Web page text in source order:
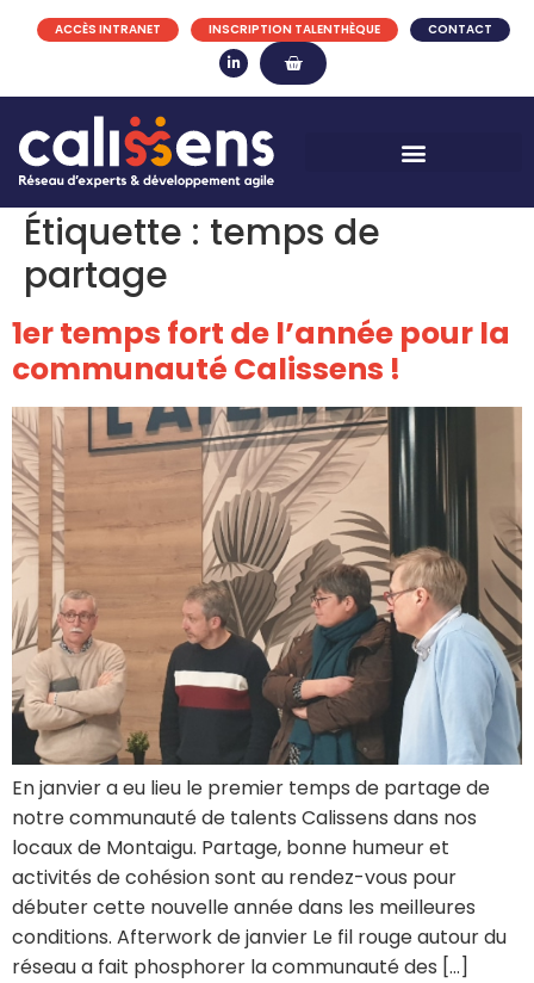
ACCÈS INTRANET INSCRIPTION TALENTHÈQUE CONTACT
Étiquette : temps de
partage
1er temps fort de l’année pour la
communauté Calissens !
En janvier a eu lieu le premier temps de partage de
notre communauté de talents Calissens dans nos
locaux de Montaigu. Partage, bonne humeur et
activités de cohésion sont au rendez-vous pour
débuter cette nouvelle année dans les meilleures
conditions. Afterwork de janvier Le fil rouge autour du
réseau a fait phosphorer la communauté des […]